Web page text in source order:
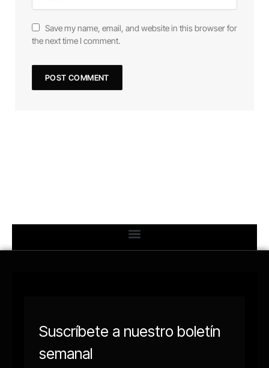
Save my name, email, and website in this browser for
the next time I comment.